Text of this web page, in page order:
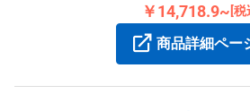
￥14,718.9~ [税
商品詳細ペー